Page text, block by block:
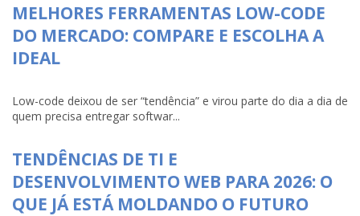
MELHORES FERRAMENTAS LOW-CODE
DO MERCADO: COMPARE E ESCOLHA A
IDEAL
Low-code deixou de ser “tendência” e virou parte do dia a dia de
quem precisa entregar softwar...
TENDÊNCIAS DE TI E
DESENVOLVIMENTO WEB PARA 2026: O
QUE JÁ ESTÁ MOLDANDO O FUTURO